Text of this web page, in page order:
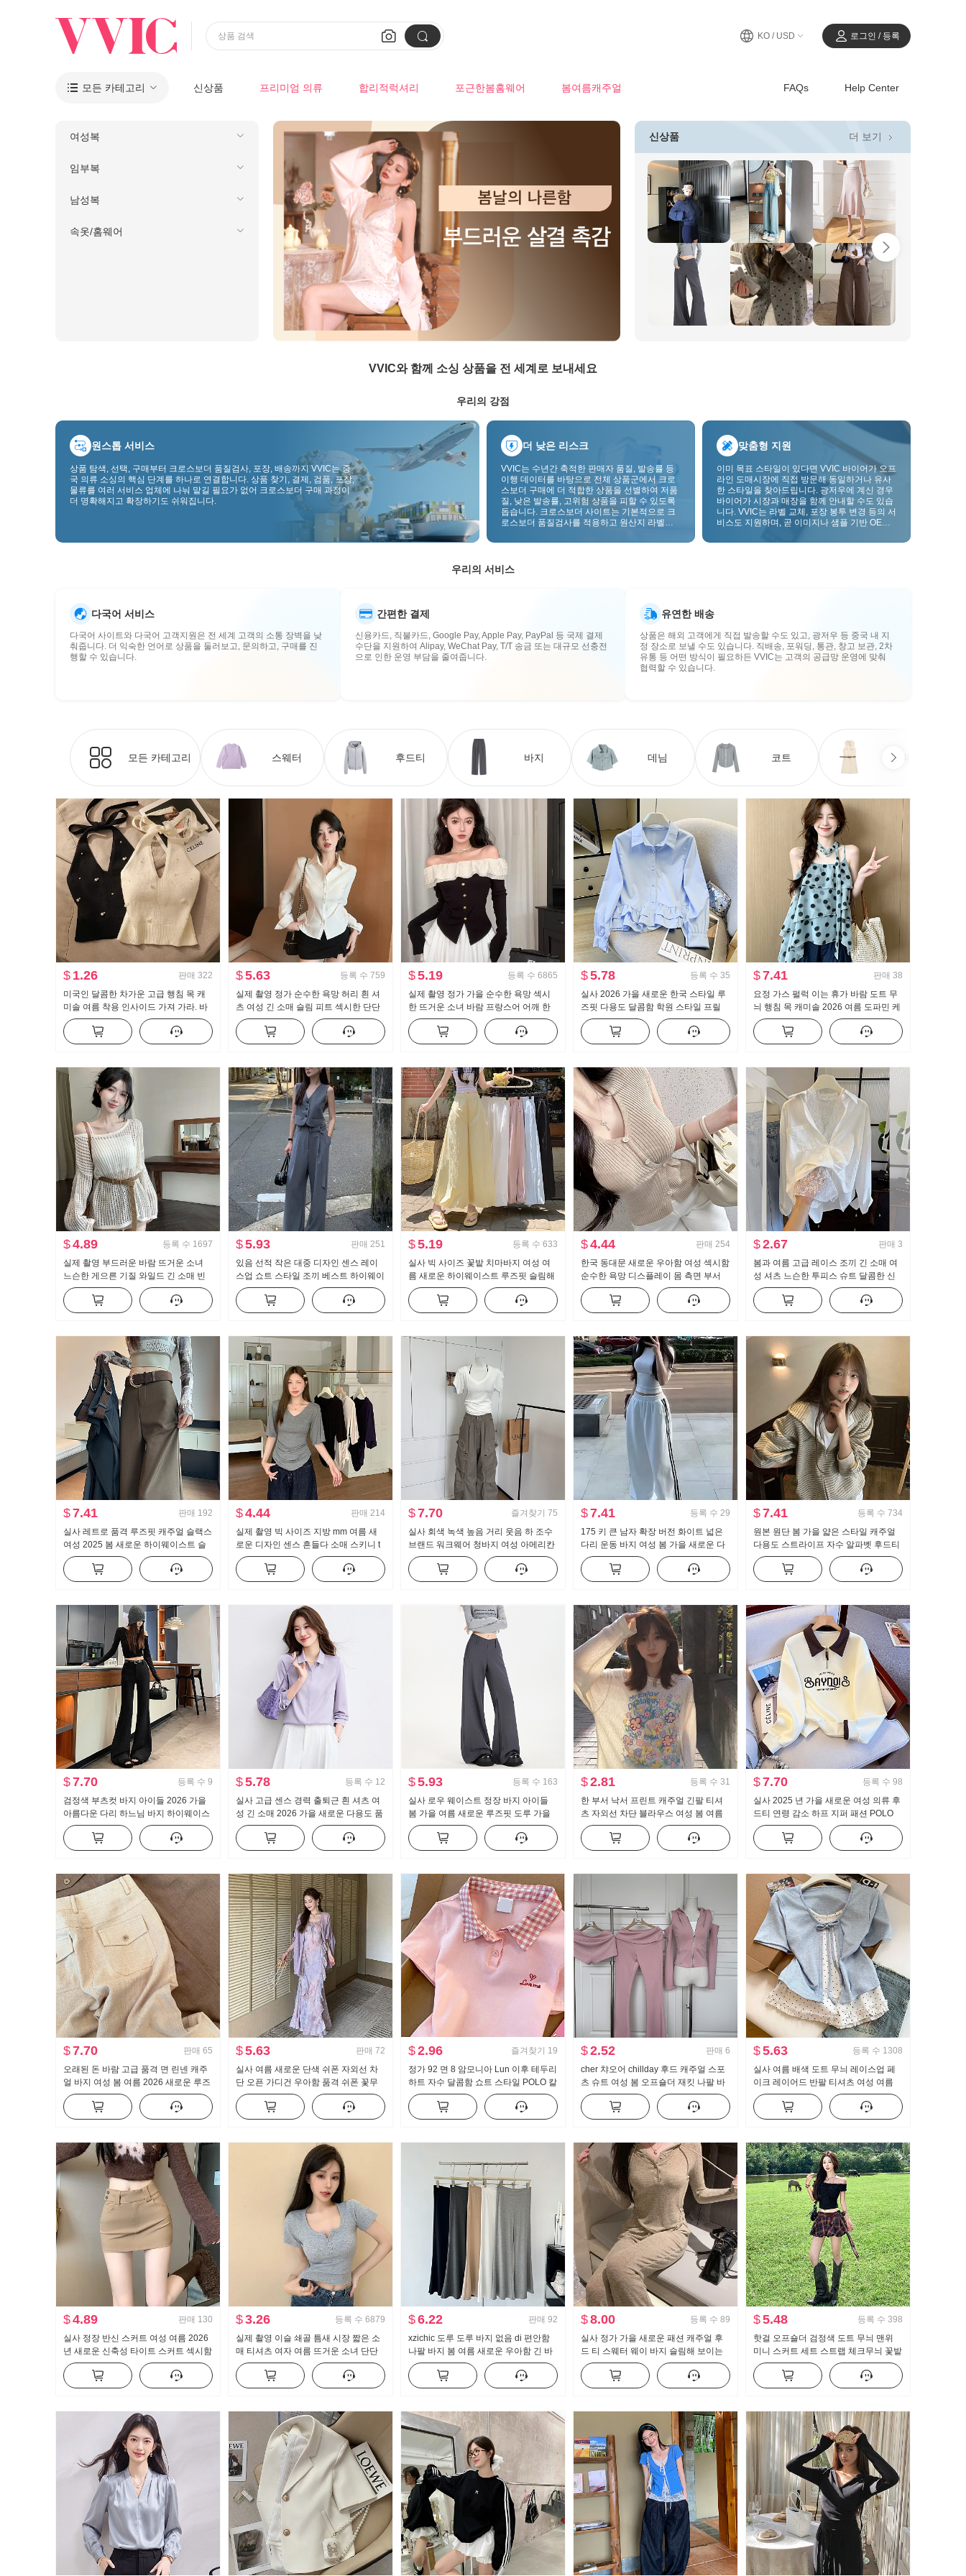
 
상품 검색 KO / USD 로그인 / 등록
 모든 카테고리 신상품 프리미엄 의류 합리적럭셔리 포근한봄홈웨어 봄여름캐주얼 FAQs Help Center
여성복
임부복
남성복
속옷/홈웨어
신상품 더 보기 
VVIC와 함께 소싱 상품을 전 세계로 보내세요
우리의 강점
원스톱 서비스
상품 탐색, 선택, 구매부터 크로스보더 품질검사, 포장, 배송까지 VVIC는 중
국 의류 소싱의 핵심 단계를 하나로 연결합니다. 상품 찾기, 결제, 검품, 포장,
물류를 여러 서비스 업체에 나눠 맡길 필요가 없어 크로스보더 구매 과정이
더 명확해지고 확장하기도 쉬워집니다.
더 낮은 리스크
VVIC는 수년간 축적한 판매자 품질, 발송률 등
이행 데이터를 바탕으로 전체 상품군에서 크로
스보더 구매에 더 적합한 상품을 선별하여 저품
질, 낮은 발송률, 고위험 상품을 피할 수 있도록
돕습니다. 크로스보더 사이트는 기본적으로 크
로스보더 품질검사를 적용하고 원산지 라벨을
낮춥니다.
맞춤형 지원
이미 목표 스타일이 있다면 VVIC 바이어가 오프
라인 도매시장에 직접 방문해 동일하거나 유사
한 스타일을 찾아드립니다. 광저우에 계신 경우
바이어가 시장과 매장을 함께 안내할 수도 있습
니다. VVIC는 라벨 교체, 포장 봉투 변경 등의 서
비스도 지원하며, 곧 이미지나 샘플 기반 OEM
를 비즈니스에 더 잘 맞는 공급망 역량으로 전환
우리의 서비스
다국어 서비스
다국어 사이트와 다국어 고객지원은 전 세계 고객의 소통 장벽을 낮
춰줍니다. 더 익숙한 언어로 상품을 둘러보고, 문의하고, 구매를 진
행할 수 있습니다.
간편한 결제
신용카드, 직불카드, Google Pay, Apple Pay, PayPal 등 국제 결제
수단을 지원하여 Alipay, WeChat Pay, T/T 송금 또는 대규모 선충전
으로 인한 운영 부담을 줄여줍니다.
유연한 배송
상품은 해외 고객에게 직접 발송할 수도 있고, 광저우 등 중국 내 지
정 장소로 보낼 수도 있습니다. 직배송, 포워딩, 통관, 창고 보관, 2차
유통 등 어떤 방식이 필요하든 VVIC는 고객의 공급망 운영에 맞춰
협력할 수 있습니다.
모든 카테고리 스웨터 후드티 바지 데님 코트 원피스
$ 1.26 판매 322
미국인 달콤한 차가운 고급 행침 목 캐
미솔 여름 착용 인사이드 가져 가라. 바
지를 입는 셔츠 뜨거운 소녀 뜨개질 튜
브 톱 맨위
$5.63 등록 수 759
실제 촬영 정가 순수한 욕망 허리 흰 셔
츠 여성 긴 소매 슬림 피트 섹시한 단단
한 셔츠 ol 유니폼 경력 작업복
$5.19 등록 수 6865
실제 촬영 정가 가을 순수한 욕망 섹시
한 뜨거운 소녀 바람 프랑스어 어깨 한
개 긴 소매 티셔츠 여자 프릴 허리 맨위
$5.78 등록 수 35
실사 2026 가을 새로운 한국 스타일 루
즈핏 다용도 달콤함 학원 스타일 프릴
긴팔 셔츠 여성 셔츠
$7.41 판매 38
요정 가스 펄럭 이는 휴가 바람 도트 무
늬 행침 목 캐미솔 2026 여름 도파민 케
이크 퍼프 인형 셔츠 맨위
$4.89 등록 수 1697
실제 촬영 부드러운 바람 뜨거운 소녀
느슨한 게으른 기질 와일드 긴 소매 빈
뜨개질 블라우스 캐미솔
$5.93 판매 251
있음 선적 작은 대중 디자인 센스 레이
스업 쇼트 스타일 조끼 베스트 하이웨이
스트 도루 센스 넓은 다리 캐주얼 바지
세트
$5.19 등록 수 633
실사 빅 사이즈 꽃밭 치마바지 여성 여
름 새로운 하이웨이스트 루즈핏 슬림해
보이는 도루 센스 배기 바지 캐주얼 와
이드 레그 팬츠
$4.44 판매 254
한국 동대문 새로운 우아함 여성 섹시함
순수한 욕망 디스플레이 몸 측면 부서
버클 반팔 니트 티셔츠 맨위
$2.67 판매 3
봄과 여름 고급 레이스 조끼 긴 소매 여
성 셔츠 느슨한 투피스 슈트 달콤한 신
선한
$7.41 판매 192
실사 레트로 품격 루즈핏 캐주얼 슬랙스
여성 2025 봄 새로운 하이웨이스트 슬
림해 보이는 도루 센스 바닥 청소 바지
긴 바지
$4.44 판매 214
실제 촬영 빅 사이즈 지방 mm 여름 새
로운 디자인 센스 흔들다 소매 스키니 t
캐주얼 슬림해 보이는 몸매 가꾸기 만나
는 맨위
$7.70 즐겨찾기 75
실사 회색 녹색 높음 거리 웃음 하 조수
브랜드 워크웨어 청바지 여성 아메리칸
레트로 루즈핏 바닥 청소 캐주얼 바지
$7.41 등록 수 29
175 키 큰 남자 확장 버전 화이트 넓은
다리 운동 바지 여성 봄 가을 새로운 다
용도 스트라이프 캐주얼 바닥 청소 바지
$7.41 등록 수 734
원본 원단 봄 가을 얇은 스타일 캐주얼
다용도 스트라이프 자수 알파벳 후드티
재킷
$7.70 등록 수 9
검정색 부츠컷 바지 아이들 2026 가을
아름다운 다리 하느님 바지 하이웨이스
트 수퍼 모델 바지 몸매 가꾸기 신축성
캐주얼 나팔 슬랙스
$5.78 등록 수 12
실사 고급 센스 경력 출퇴근 흰 셔츠 여
성 긴 소매 2026 가을 새로운 다용도 품
격 경력 셔츠
$5.93 등록 수 163
실사 로우 웨이스트 정장 바지 아이들
봄 가을 여름 새로운 루즈핏 도루 가을
센스 bf 느긋한 캐주얼 부츠컷 와이드 레
그 팬츠
$2.81 등록 수 31
한 부서 낙서 프린트 캐주얼 긴팔 티셔
츠 자외선 차단 블라우스 여성 봄 여름
루즈핏 느긋한 차가운 센스 라운드 넥
맨위
$7.70 등록 수 98
실사 2025 년 가을 새로운 여성 의류 후
드티 연령 감소 하프 지퍼 패션 POLO
칼라 캐주얼 다용도 슬림해 보이는
$7.70 판매 65
오래된 돈 바람 고급 품격 면 린넨 캐주
얼 바지 여성 봄 여름 2026 새로운 루즈
핏 슬림해 보이는 얇고 가벼운 스트레이
트 팬츠
$5.63 판매 72
실사 여름 새로운 단색 쉬폰 자외선 차
단 오픈 가디건 우아함 품격 쉬폰 꽃무
늬 여성 드레스 투피스 세트
$2.96 즐겨찾기 19
정가 92 면 8 암모니아 Lun 이후 테두리
하트 자수 달콤함 쇼트 스타일 POLO 칼
라 티셔츠 몸매 가꾸기 작은 키 트렌디
$2.52 판매 6
cher 챠오어 chillday 후드 캐주얼 스포
츠 슈트 여성 봄 오프숄더 재킷 나팔 바
지 3종 세트
$5.63 등록 수 1308
실사 여름 배색 도트 무늬 레이스업 페
이크 레이어드 반팔 티셔츠 여성 여름
새로운 달콤한 스타일 작은 대중 맨위
$4.89 판매 130
실사 정장 반신 스커트 여성 여름 2026
년 새로운 신축성 타이트 스커트 섹시함
핫걸 하이웨이스트 한 마디 미니 스커트
$3.26 등록 수 6879
실제 촬영 이슬 쇄골 틈새 시장 짧은 소
매 티셔츠 여자 여름 뜨거운 소녀 단단
한 새로운 버튼 디자인 센스 짧은 단락
맨위
$6.22 판매 92
xzichic 도루 도루 바지 없음 di 편안함
나팔 바지 봄 여름 새로운 우아함 긴 바
지 슬림해 보이는 캐주얼 바지 여성
$8.00 등록 수 89
실사 정가 가을 새로운 패션 캐주얼 후
드 티 스웨터 웨이 바지 슬림해 보이는
세트 스포츠 슈트 여성 트렌디
$5.48 등록 수 398
핫걸 오프숄더 검정색 도트 무늬 맨위
미니 스커트 세트 스트랩 체크무늬 꽃밭
반신 스커트 레트로 체크 스커트